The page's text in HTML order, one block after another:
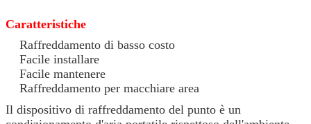
Caratteristiche
Raffreddamento di basso costo
Facile installare
Facile mantenere
Raffreddamento per macchiare area
Il dispositivo di raffreddamento del punto è un